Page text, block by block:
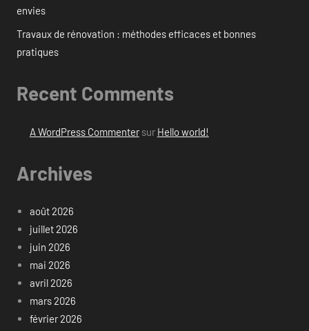
envies
Travaux de rénovation : méthodes efficaces et bonnes
pratiques
Recent Comments
A WordPress Commentersur Hello world!
Archives
août 2026
juillet 2026
juin 2026
mai 2026
avril 2026
mars 2026
février 2026